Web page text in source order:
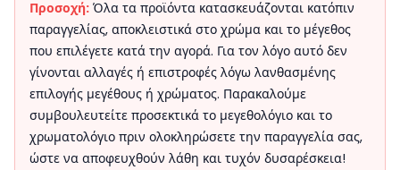
Προσοχή: Όλα τα προϊόντα κατασκευάζονται κατόπιν
παραγγελίας, αποκλειστικά στο χρώμα και το μέγεθος
που επιλέγετε κατά την αγορά. Για τον λόγο αυτό δεν
γίνονται αλλαγές ή επιστροφές λόγω λανθασμένης
επιλογής μεγέθους ή χρώματος. Παρακαλούμε
συμβουλευτείτε προσεκτικά το μεγεθολόγιο και το
χρωματολόγιο πριν ολοκληρώσετε την παραγγελία σας,
ώστε να αποφευχθούν λάθη και τυχόν δυσαρέσκεια!